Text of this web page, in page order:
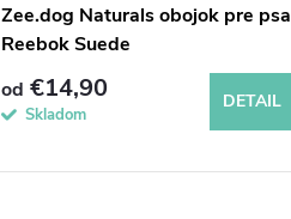
Zee.dog Naturals obojok pre psa
Reebok Suede
od €14,90
Skladom
DETAIL